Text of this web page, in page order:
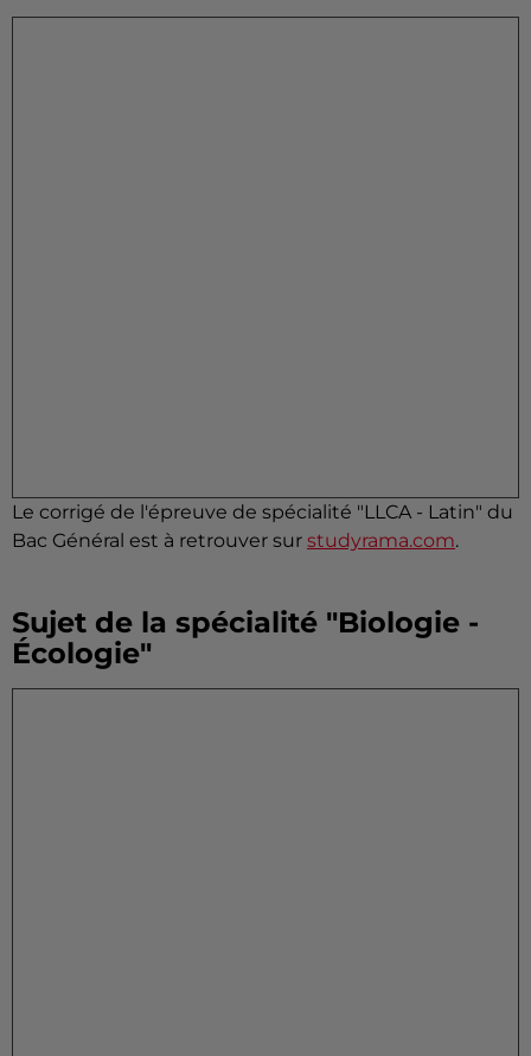
Le corrigé de l'épreuve de spécialité "LLCA - Latin" du
Bac Général est à retrouver sur studyrama.com.
Sujet de la spécialité "Biologie -
Écologie"